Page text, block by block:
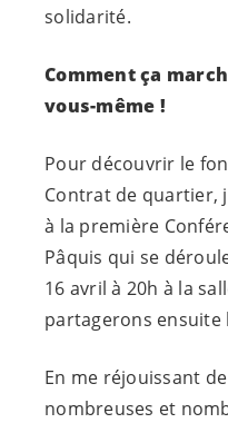
solidarité.
Comment ça
vous-même !
Pour découvrir le
Contrat de quartier,
à la première
Pâquis qui se
16 avril à 20h à la
partagerons ensuite
En me réjouissant
nombreuses et